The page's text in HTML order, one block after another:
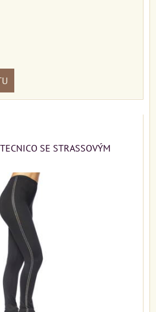
SE STRASSOVÝM